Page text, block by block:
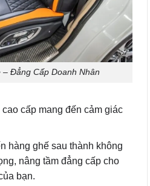
Đẳng Cấp Doanh Nhân
cấp mang đến cảm giác
hàng ghế sau thành không
nâng tầm đẳng cấp cho
bạn.